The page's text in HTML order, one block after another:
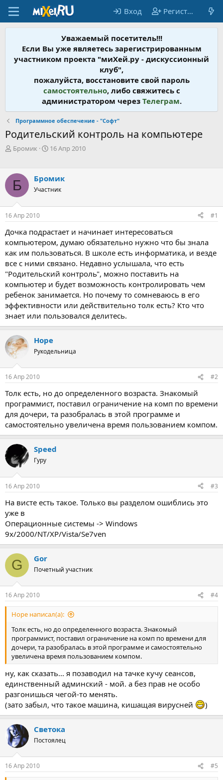
Вход Регистрация
Уважаемый посетитель!!!
Если Вы уже являетесь зарегистрированным
участником проекта "миХей.ру - дискусcионный
клуб",
пожалуйста, восстановите свой пароль
самостоятельно, либо свяжитесь с
администратором через Телеграм.
Программное обеспечение - "Софт"
Родительский контроль на компьютере
А
о
р
т
е
ы
Бромик
Д
н
а
л
а
16 Апр 2010
Б Бромик
Участник
16 Апр 2010 #1
Дочка подрастает и начинает интересоваться
компьютером, думаю обязательно нужно что бы знала
как им пользоваться. В школе есть информатика, и везде
все с ними связано. Недавно услышала, что есть
"Родительский контроль", можно поставить на
компьютер и будет возможность контролировать чем
ребенок занимается. Но почему то сомневаюсь в его
эффективности или действительно толк есть? Кто что
знает или пользовался делитесь.
Hope
Рукодельница
16 Апр 2010 #2
Толк есть, но до определенного возраста. Знакомый
программист, поставил ограничение на комп по времени
для дочери, та разобралась в этой программе и
самостоятельно увеличена время пользованием компом.
Speed
Гуру
16 Апр 2010 #3
На висте есть такое. Только вы разделом ошиблись это
уже в
Операционные системы -> Windows
9x/2000/NT/XP/Vista/Se7ven
G Gor
Почетный участник
16 Апр 2010 #4
Hope написал(а):
Толк есть, но до определенного возраста. Знакомый
программист, поставил ограничение на комп по времени для
дочери, та разобралась в этой программе и самостоятельно
увеличена время пользованием компом.
ну, как сказать... я позаводил на тачке кучу сеансов,
единственный админский - мой. а без прав не особо
разгонишься чегой-то менять.
(зато забыл, что такое машина, кишащая вирусней
)
Светока
Постоялец
16 Апр 2010 #5